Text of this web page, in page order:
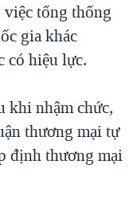
tổng thống
gia khác
có hiệu lực.
khi nhậm chức,
thương mại tự
định thương mại